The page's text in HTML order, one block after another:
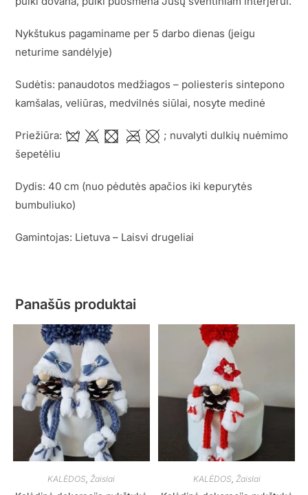
Nykštukus pagaminame per 5 darbo dienas (jeigu
neturime sandėlyje)
Sudėtis: panaudotos medžiagos – poliesteris sintepono
kamšalas, veliūras, medvilnės siūlai, nosyte medinė
Priežiūra:
; nuvalyti dulkių nuėmimo
šepetėliu
Dydis: 40 cm (nuo pėdutės apačios iki kepurytės
bumbuliuko)
Gamintojas: Lietuva – Laisvi drugeliai
Panašūs produktai
KALĖDOS Žaislai KALĖDOS Žaislai